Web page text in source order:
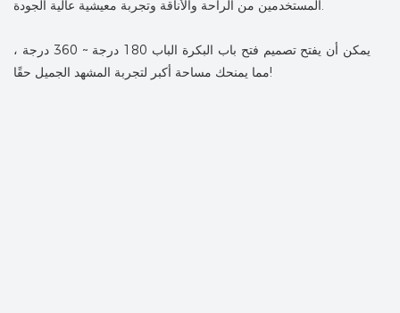
المستخدمين من الراحة والأناقة وتجربة معيشية عالية الجودة.
يمكن أن يفتح تصميم فتح باب البكرة الباب 180 درجة ~ 360 درجة ،
مما يمنحك مساحة أكبر لتجربة المشهد الجميل حقًا!